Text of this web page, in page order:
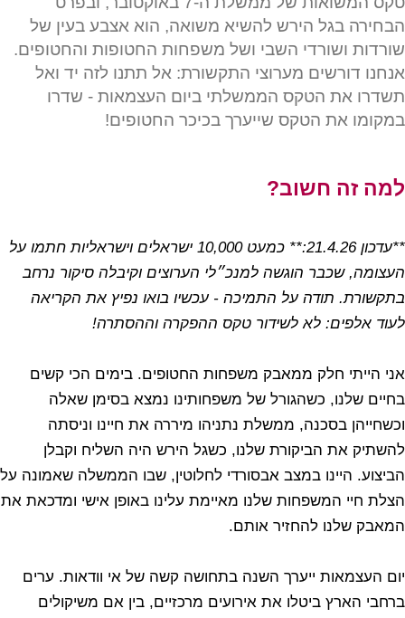
הבחירה בגל הירש להשיא משואה, הוא אצבע בעין של
שורדות ושורדי השבי ושל משפחות החטופות והחטופים.
אנחנו דורשים מערוצי התקשורת: אל תתנו לזה יד ואל
תשדרו את הטקס הממשלתי ביום העצמאות - שדרו
במקומו את הטקס שייערך בכיכר החטופים!
למה זה חשוב?
**עדכון 21.4.26:** כמעט 10,000 ישראלים וישראליות חתמו על
העצומה, שכבר הוגשה למנכ״לי הערוצים וקיבלה סיקור נרחב
בתקשורת. תודה על התמיכה - עכשיו בואו נפיץ את הקריאה
לעוד אלפים: לא לשידור טקס ההפקרה וההסתרה!
אני הייתי חלק ממאבק משפחות החטופים. בימים הכי קשים
בחיים שלנו, כשהגורל של משפחותינו נמצא בסימן שאלה
וכשחייהן בסכנה, ממשלת נתניהו מיררה את חיינו וניסתה
להשתיק את הביקורת שלנו, כשגל הירש היה השליח וקבלן
הביצוע. היינו במצב אבסורדי לחלוטין, שבו הממשלה שאמונה על
הצלת חיי המשפחות שלנו מאיימת עלינו באופן אישי ומדכאת את
המאבק שלנו להחזיר אותם.
יום העצמאות ייערך השנה בתחושה קשה של אי וודאות. ערים
ברחבי הארץ ביטלו את אירועים מרכזיים, בין אם משיקולים